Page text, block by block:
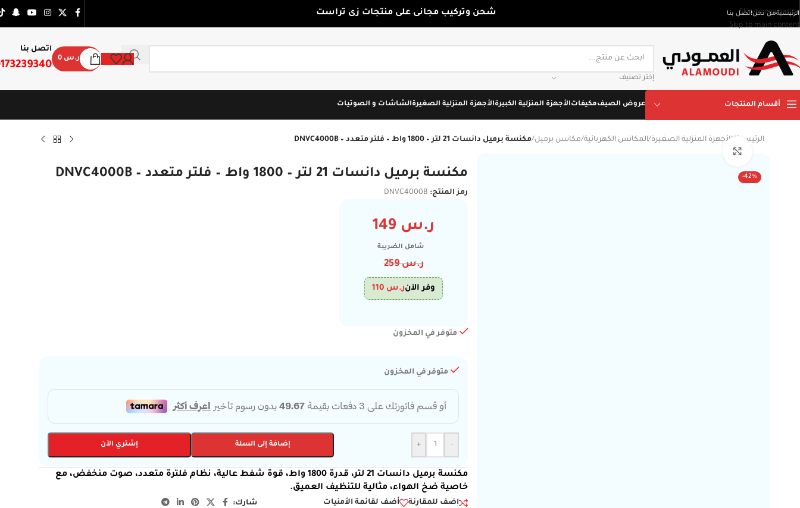
Skip to navigation
Skip to main content
الرئيسيةمن نحناتصل بنا شحن وتركيب مجانى على منتجات زى تراست
إختر تصنيف
ر.س
اتصل بنا
أقسام المنتجات عروض الصيفمكيفاتالأجهزة المنزلية الكبيرةالأجهزة المنزلية الصغيرةالشاشات و الصوتيات
الرئيسية / الأجهزة المنزلية الصغيرة/المكانس الكهربائية/مكانس برميل/مكنسة برميل دانسات 21 لتر – 1800 واط – فلتر متعدد – DNVC4000B
-42% مكنسة برميل دانسات 21 لتر – 1800 واط – فلتر متعدد – DNVC4000B
رمز المنتج: DNVC4000B
ر.س
شامل الضريبة
ر.س259
وفر الآنر.س
متوفر في المخزون
متوفر في المخزون
-
+ إضافة إلى السلة إشتري الآن
مكنسة برميل دانسات 21 لتر، قدرة 1800 واط، قوة شفط عالية، نظام فلترة متعدد، صوت منخفض، مع
خاصية ضخ الهواء، مثالية للتنظيف العميق.
اضف للمقارنة أضف لقائمة الأمنيات شارك: